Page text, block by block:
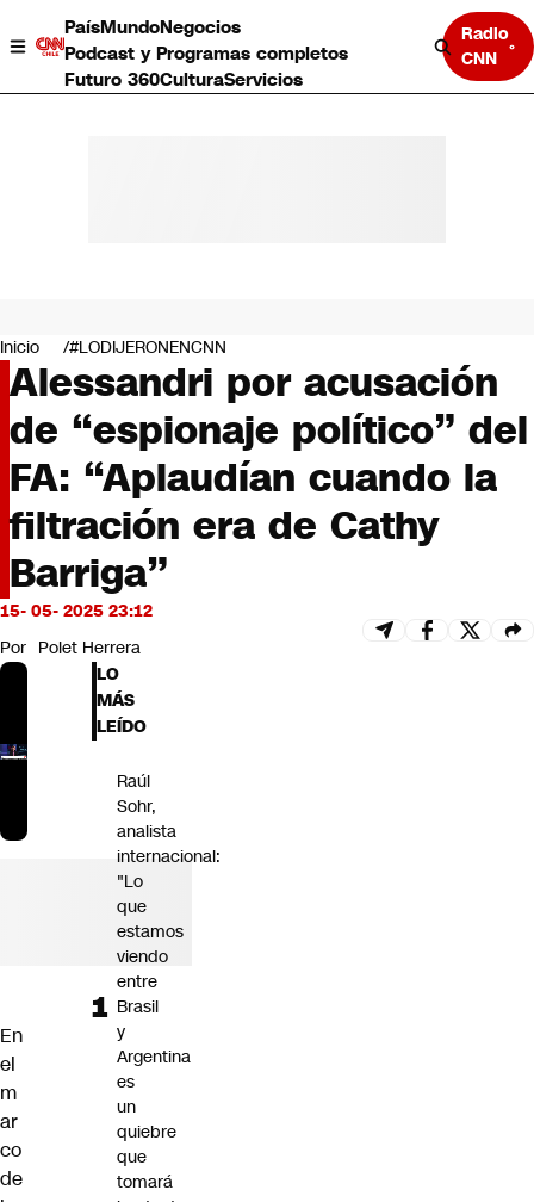
PaísMundoNegocios
Podcast y Programas completos
Futuro 360CulturaServicios
Radio
CNN
Negocios
Deportes
Programas completos
Cultura
Servicios
Bits
CNN tiempo
Futuro 360
Opinión
Inicio #LODIJERONENCNN
Alessandri por acusación
de “espionaje político” del
FA: “Aplaudían cuando la
filtración era de Cathy
Barriga”
15- 05- 2025 23:12
Por Polet Herrera
En
el
m
ar
co
de
LO
MÁS
LEÍDO
Raúl
Sohr,
analista
internacional:
"Lo
que
estamos
viendo
entre
Brasil
y
Argentina
es
un
quiebre
que
tomará